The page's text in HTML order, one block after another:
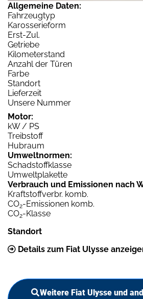
Allgemeine Daten:
Fahrzeugtyp
Karosserieform
Erst-Zul.
Getriebe
Kilometerstand
Anzahl der Türen
Farbe
Standort
Lieferzeit
Unsere Nummer
Motor:
kW / PS
Treibstoff
Hubraum
Umweltnormen:
Schadstoffklasse
Umweltplakette
Verbrauch und Emissionen nach
Kraftstoffverbr. komb.
CO2-Emissionen komb.
CO2-Klasse
Standort
Details zum Fiat Ulysse
Weitere Fiat Ulysse und